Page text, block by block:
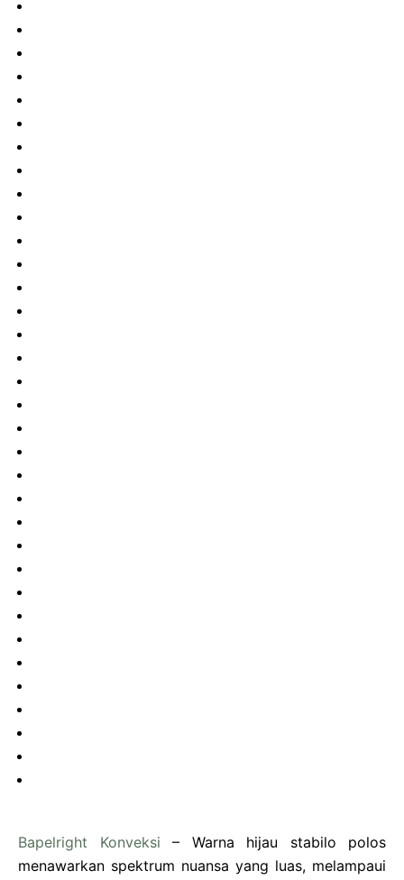
Bapelright Konveksi – Warna hijau stabilo polos
menawarkan spektrum nuansa yang luas, melampaui